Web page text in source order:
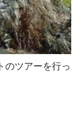
のツアーを行っ